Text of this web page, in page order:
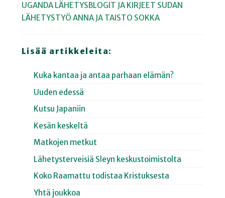
UGANDA LÄHETYSBLOGIT JA KIRJEET SUDAN
LÄHETYSTYÖ ANNA JA TAISTO SOKKA
Lisää artikkeleita:
Kuka kantaa ja antaa parhaan elämän?
Uuden edessä
Kutsu Japaniin
Kesän keskeltä
Matkojen metkut
Lähetysterveisiä Sleyn keskustoimistolta
Koko Raamattu todistaa Kristuksesta
Yhtä joukkoa